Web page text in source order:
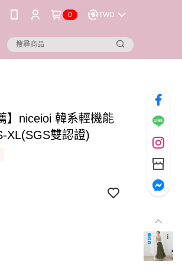
0 TWD
】niceioi 韓系輕機能
XL(SGS雙認證)